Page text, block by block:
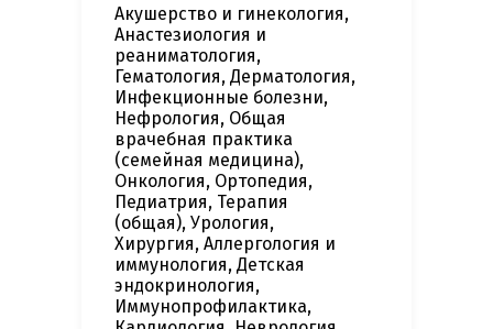
Акушерство и гинекология,
Анастезиология и
реаниматология,
Гематология, Дерматология,
Инфекционные болезни,
Нефрология, Общая
врачебная практика
(семейная медицина),
Онкология, Ортопедия,
Педиатрия, Терапия
(общая), Урология,
Хирургия, Аллергология и
иммунология, Детская
эндокринология,
Иммунопрофилактика,